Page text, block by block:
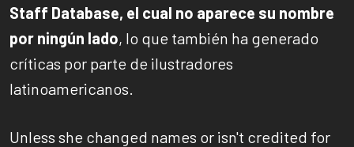
Staff Database, el cual no aparece su nombre
por ningún lado, lo que también ha generado
críticas por parte de ilustradores
latinoamericanos.
Unless she changed names or isn't credited for